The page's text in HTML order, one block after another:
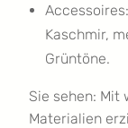
Kaschmir,
Grüntöne.
Sie sehen: Mit
Materialien